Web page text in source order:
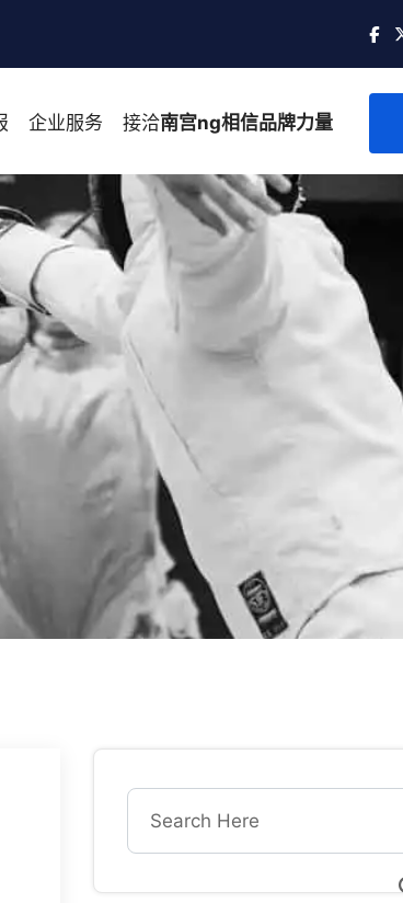
企业服务 接洽南宫ng相信品牌力量